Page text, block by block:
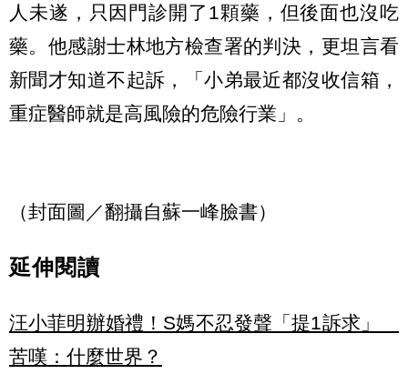
人未遂，只因門診開了1顆藥，但後面也沒吃
藥。他感謝士林地方檢查署的判決，更坦言看
新聞才知道不起訴，「小弟最近都沒收信箱，
重症醫師就是高風險的危險行業」。
（封面圖／翻攝自蘇一峰臉書）
延伸閱讀
汪小菲明辦婚禮！S媽不忍發聲「提1訴求」
苦嘆：什麼世界？